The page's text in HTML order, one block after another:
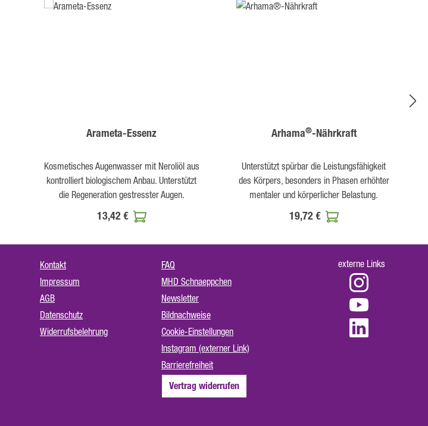
Arameta-Essenz
Kosmetisches Augenwasser mit Neroliöl aus
kontrolliert biologischem Anbau. Unterstützt
die Regeneration gestresster Augen.
13,42 €
Arhama®-Nährkraft
Unterstützt spürbar die Leistungsfähigkeit
des Körpers, besonders in Phasen erhöhter
mentaler und körperlicher Belastung.
19,72 €
Kontakt
Impressum
AGB
Datenschutz
Widerrufsbelehrung
FAQ
MHD Schnaeppchen
Newsletter
Bildnachweise
Cookie-Einstellungen
Instagram (externer Link)
Barrierefreiheit
Vertrag widerrufen
externe Links